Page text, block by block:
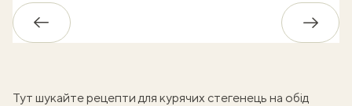
Назад
Тут шукайтерецепти для курячих стегенець на обід